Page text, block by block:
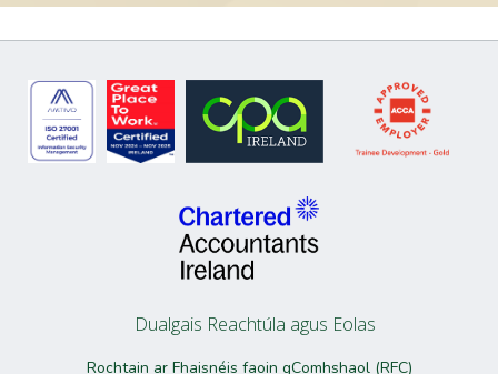
Leigh Walsh, Iniúchóir faoi Oiliúint, Rannán
Tuairiscithe
Elena Moldovanu, Bainisteoir Iniúchta, Earnáil Leath-Stáit
Dualgais Reachtúla agus Eolas
Rochtain ar Fhaisnéis faoin gComhshaol (RFC)